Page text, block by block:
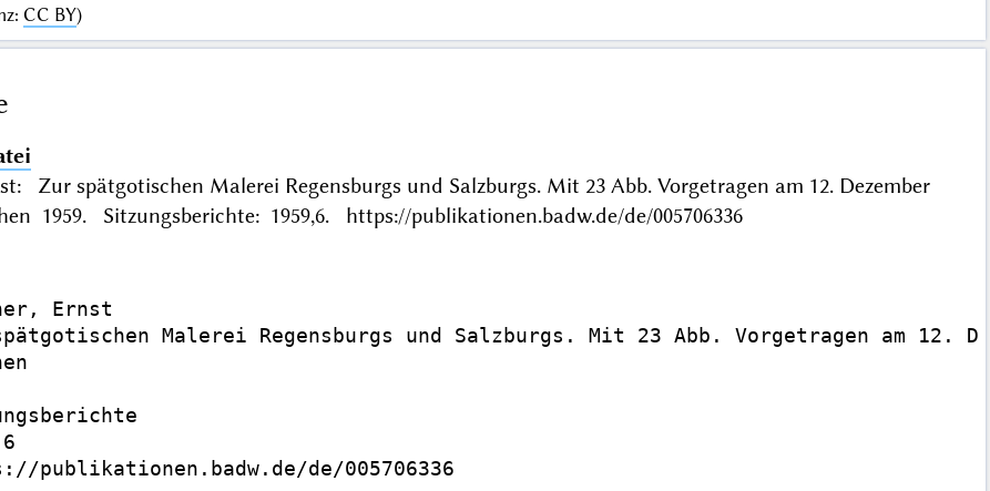
: CC BY)
Zur spätgotischen Malerei Regensburgs und Salzburgs. Mit 23 Abb. Vorgetragen am 12. Dezember
1959. Sitzungsberichte: 1959,6. https://publikationen.badw.de/de/005706336
Ernst
Malerei Regensburgs und Salzburgs. Mit 23 Abb. Vorgetragen am 12.
publikationen.badw.de/de/005706336